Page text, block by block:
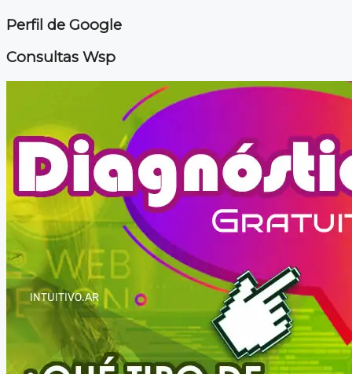
Perfil de Google
Consultas Wsp